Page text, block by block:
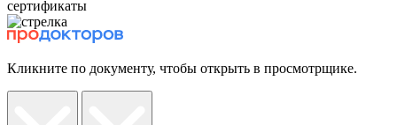
сертификаты
Кликните по документу, чтобы открыть в просмотрщике.